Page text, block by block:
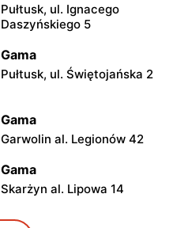
Pułtusk, ul. Ignacego
Daszyńskiego 5
Gama
Pułtusk, ul. Świętojańska 2
Gama
Garwolin al. Legionów 42
Gama
Skarżyn al. Lipowa 14
Gama